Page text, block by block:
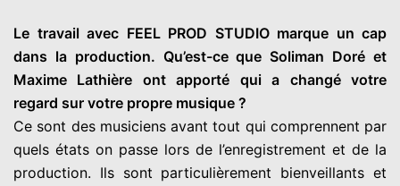
Le travail avec FEEL PROD STUDIO marque un cap
dans la production. Qu’est-ce que Soliman Doré et
Maxime Lathière ont apporté qui a changé votre
regard sur votre propre musique ?
Ce sont des musiciens avant tout qui comprennent par
quels états on passe lors de l’enregistrement et de la
production. Ils sont particulièrement bienveillants et